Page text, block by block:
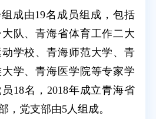
成由19名成员组成，包括
队、青海省体育工作二大
学校、青海师范大学、青
学、青海医学院等专家学
18名，2018年成立青海省
，党支部由5人组成。